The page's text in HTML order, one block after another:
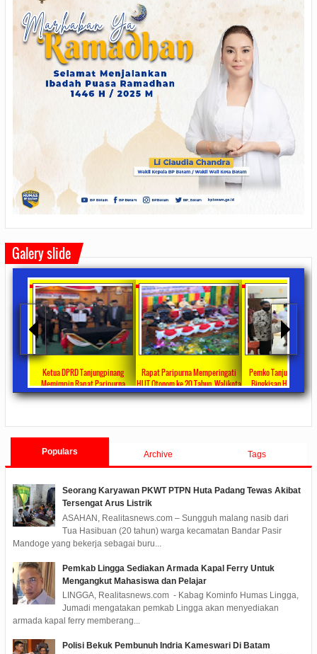
Galery slide
Ketua DPRD Tanjungpinang
Memimpin Rapat Paripurna
Pengesahan Ranperda Perubahan
Rapat Paripurna Memperingati
HUT Otonom ke 20 Tahun, Walikota
Rahma Paparkan Capaian
Pemko Tanjung
Bingkisan Hari Raya
Untuk Masyarakat
Populars Archive Tags
Seorang Karyawan PKWT PTPN Huta Padang Tewas Akibat
Tersengat Arus Listrik
ASAHAN, Realitasnews.com – Sungguh malang nasib dari
Tua Hasibuan (20 tahun) warga kecamatan Bandar Pasir
Mandoge yang bekerja sebagai buru...
Pemkab Lingga Sediakan Armada Kapal Ferry Untuk
Mengangkut Mahasiswa dan Pelajar
LINGGA, Realitasnews.com - Kabag Kominfo Humas Lingga,
Jumadi mengatakan pemkab Lingga akan menyediakan
armada kapal ferry memberang...
Polisi Bekuk Pembunuh Indria Kameswari Di Batam